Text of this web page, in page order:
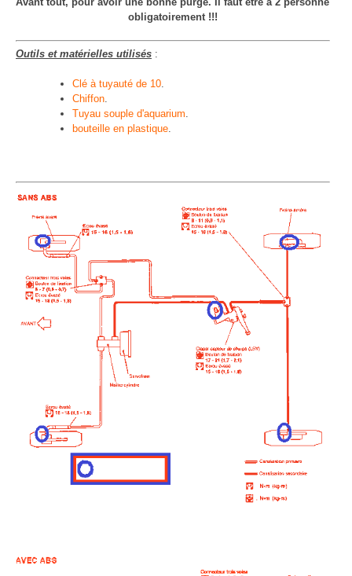
obligatoirement !!!
Outils et matérielles utilisés :
Clé à tuyauté de 10.
Chiffon.
Tuyau souple d'aquarium.
bouteille en plastique.